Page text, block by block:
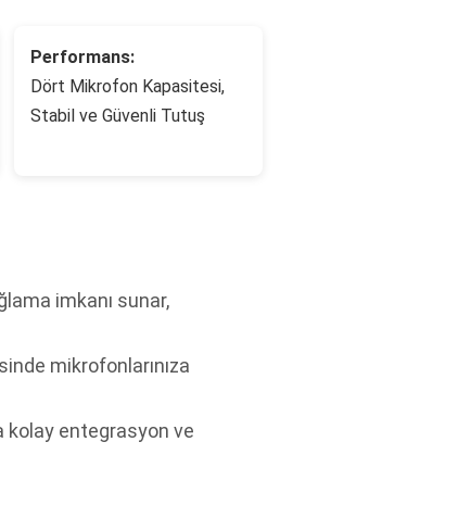
Performans:
Dört Mikrofon Kapasitesi,
Stabil ve Güvenli Tutuş
imkanı sunar,
mikrofonlarınıza
kolay entegrasyon ve